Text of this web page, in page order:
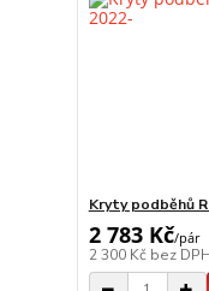
Kryty podběhů
2 783 Kč/pár
2 300 Kč bez DPH